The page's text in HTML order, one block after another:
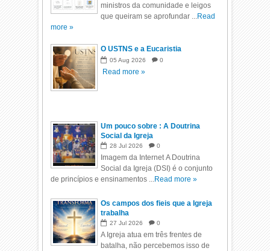
ministros da comunidade e leigos
que queiram se aprofundar ... Read
more »
O USTNS e a Eucaristia
05 Aug 2026 0
Read more »
Um pouco sobre : A Doutrina
Social da Igreja
28 Jul 2026 0
Imagem da Internet A Doutrina
Social da Igreja (DSI) é o conjunto
de princípios e ensinamentos ... Read more »
Os campos dos fieis que a Igreja
trabalha
27 Jul 2026 0
A Igreja atua em três frentes de
batalha, não percebemos isso de